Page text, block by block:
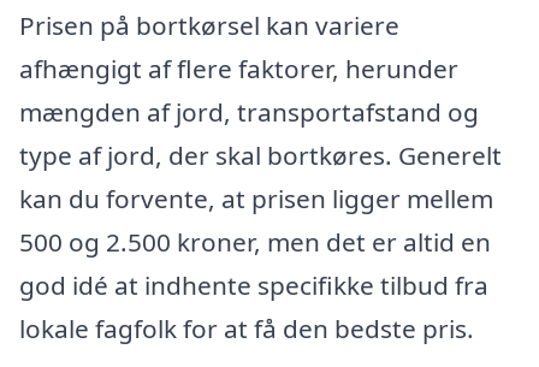
Prisen på bortkørsel kan variere
afhængigt af flere faktorer, herunder
mængden af jord, transportafstand og
type af jord, der skal bortkøres. Generelt
kan du forvente, at prisen ligger mellem
500 og 2.500 kroner, men det er altid en
god idé at indhente specifikke tilbud fra
lokale fagfolk for at få den bedste pris.